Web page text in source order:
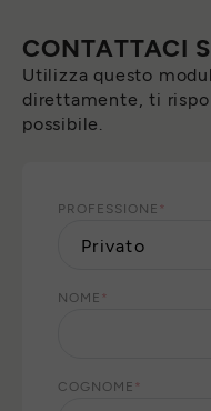
CONTATTACI
Utilizza questo
direttamente, ti
possibile.
PROFESSIONE *
NOME *
COGNOME *